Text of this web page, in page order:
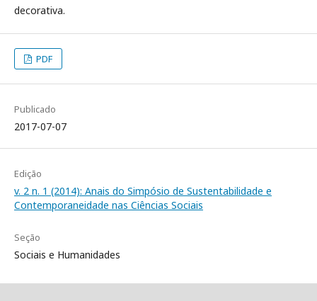
decorativa.
PDF
Publicado
2017-07-07
Edição
v. 2 n. 1 (2014): Anais do Simpósio de Sustentabilidade e
Contemporaneidade nas Ciências Sociais
Seção
Sociais e Humanidades